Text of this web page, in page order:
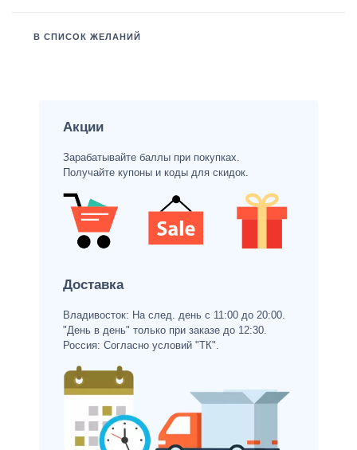
В СПИСОК ЖЕЛАНИЙ
Акции
Зарабатывайте баллы при покупках.
Получайте купоны и коды для скидок.
Доставка
Владивосток: На след. день с 11:00 до 20:00.
"День в день" только при заказе до 12:30.
Россия: Согласно условий "ТК".